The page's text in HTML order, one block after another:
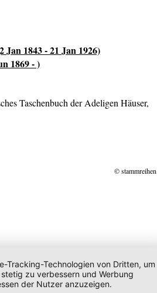
1843 - 21 Jan 1926)
1869 - )
Taschenbuch der Adeligen Häuser,
©
Tracking-Technologien von Dritten, um
zu verbessern und Werbung
der Nutzer anzuzeigen.